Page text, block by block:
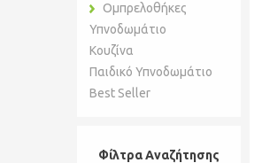
Ομπρελοθήκες
Υπνοδωμάτιο
Κουζίνα
Παιδικό Υπνοδωμάτιο
Best Seller
Φίλτρα Αναζήτησης